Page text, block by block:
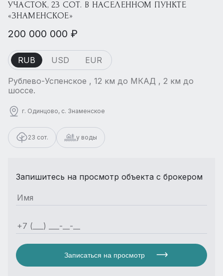
УЧАСТОК, 23 СОТ. В НАСЕЛЕННОМ ПУНКТЕ
«ЗНАМЕНСКОЕ»
200 000 000 ₽
RUB USD EUR
Рублево-Успенское , 12 км до МКАД , 2 км до
шоссе.
г. Одинцово, с. Знаменское
23 сот. у воды
Запишитесь на просмотр объекта с брокером
Записаться на просмотр